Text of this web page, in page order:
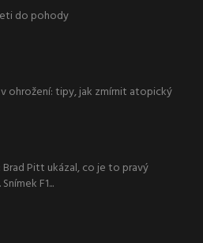
do pohody
ohrožení: tipy, jak zmírnit atopický
Brad Pitt ukázal, co je to pravý
F1...